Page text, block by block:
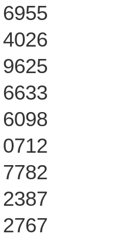
6955
4026
9625
6633
6098
0712
7782
2387
2767